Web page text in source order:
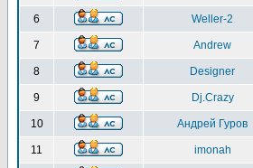
6 Weller-2
7 Andrew
8 Designer
9 Dj.Crazy
10 Андрей Гуров
11 imonah